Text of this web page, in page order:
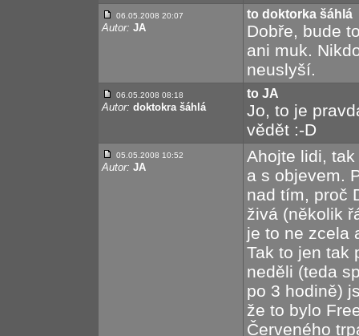
06.05.2008 20:07
Autor: JA
to doktorka šáhlá
Dobře, bude
ani muk.
neuslyší.
06.05.2008 08:18
Autor: doktokra šáhlá
to JA
Jo, to je
vědět :-D
05.05.2008 10:52
Autor: JA
Ahojte lidi,
a s objevem.
nad tím, proč
živá (několik
je to ne zcela
Tak to jen tak
neděli (teda
po 3 hodině)
že to bylo
Červeného